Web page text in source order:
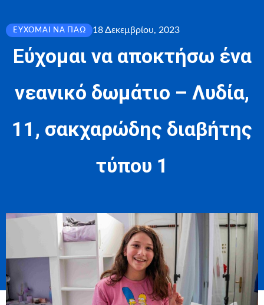
ΕΎΧΟΜΑΙ ΝΑ ΠΆΩ 18 Δεκεμβρίου, 2023
Εύχομαι να αποκτήσω ένα
νεανικό δωμάτιο – Λυδία,
11, σακχαρώδης διαβήτης
τύπου 1